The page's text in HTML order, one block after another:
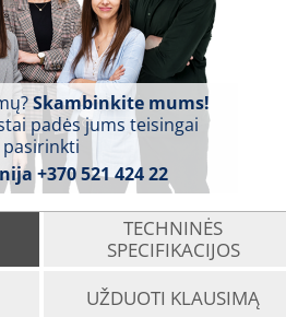
Skambinkite mums!
padės jums teisingai
pasirinkti
+370 521 424 22
TECHNINĖS
SPECIFIKACIJOS
UŽDUOTI KLAUSIMĄ